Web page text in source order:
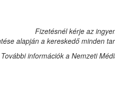
Fizetésnél kérje az
alapján a kereskedő minden
További információk a Nemzeti